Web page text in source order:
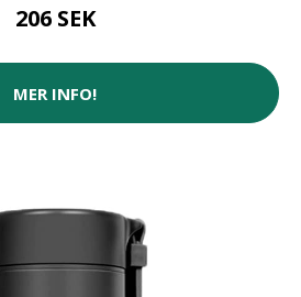
206 SEK
MER INFO!